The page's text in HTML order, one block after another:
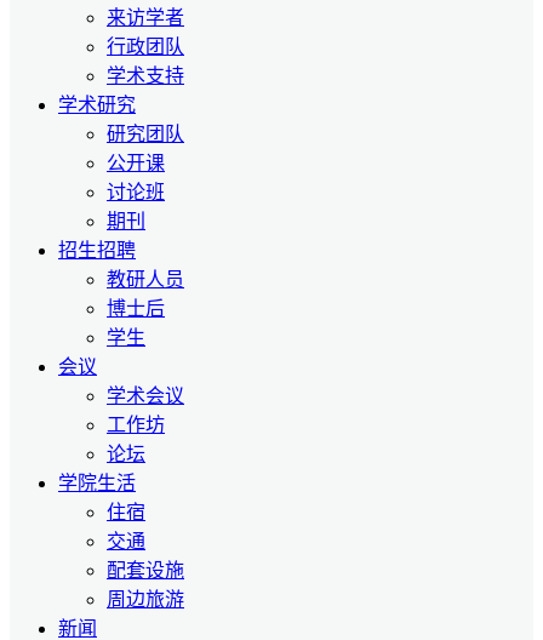
来访学者
行政团队
学术支持
学术研究
研究团队
公开课
讨论班
期刊
招生招聘
教研人员
博士后
学生
会议
学术会议
工作坊
论坛
学院生活
住宿
交通
配套设施
周边旅游
新闻